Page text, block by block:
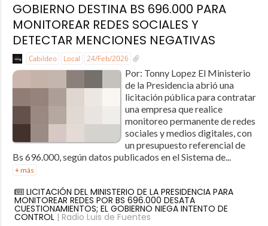
GOBIERNO DESTINA BS 696.000 PARA
MONITOREAR REDES SOCIALES Y
DETECTAR MENCIONES NEGATIVAS
Cabildeo Local 24/Feb/2026
Por: Tonny Lopez El Ministerio
de la Presidencia abrió una
licitación pública para contratar
una empresa que realice
monitoreo permanente de redes
sociales y medios digitales, con
un presupuesto referencial de
Bs 696.000, según datos publicados en el Sistema de...
+ más
LICITACIÓN DEL MINISTERIO DE LA PRESIDENCIA PARA
MONITOREAR REDES POR BS 696.000 DESATA
CUESTIONAMIENTOS; EL GOBIERNO NIEGA INTENTO DE
CONTROL| Radio Luis de Fuentes